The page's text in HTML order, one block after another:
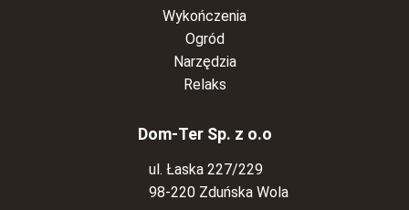
Wykończenia
Ogród
Narzędzia
Relaks
Dom-Ter Sp. z o.o
ul. Łaska 227/229
98-220 Zduńska Wola